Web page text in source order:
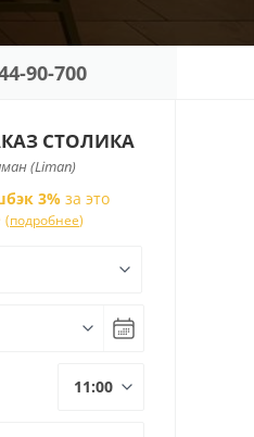
90-700
СТОЛИКА
(Liman)
3% за это
(подробнее)